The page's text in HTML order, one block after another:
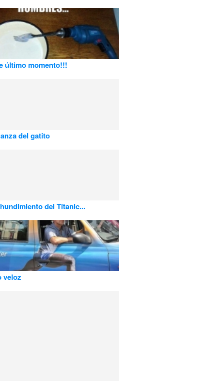
último momento!!!
del gatito
del Titanic...
veloz